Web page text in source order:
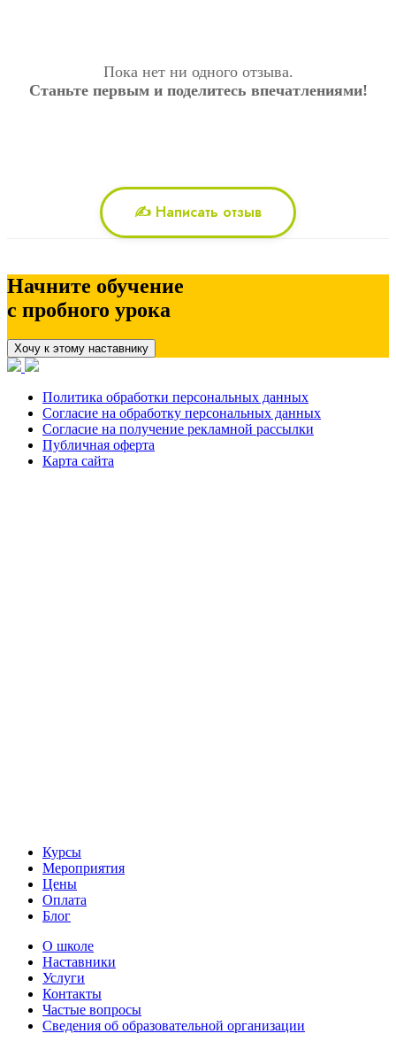
Пока нет ни одного отзыва.
Станьте первым и поделитесь впечатлениями!
✍️ Написать отзыв
Начните обучение
с пробного урока
Хочу к этому наставнику
Политика обработки персональных данных
Согласие на обработку персональных данных
Согласие на получение рекламной рассылки
Публичная оферта
Карта сайта
Курсы
Мероприятия
Цены
Оплата
Блог
О школе
Наставники
Услуги
Контакты
Частые вопросы
Сведения об образовательной организации